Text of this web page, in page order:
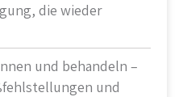
die wieder
und behandeln –
und